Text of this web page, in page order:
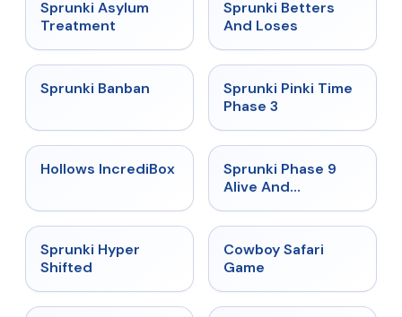
★
Sprunki Asylum
Treatment
★
Sprunki Betters
And Loses
★
Sprunki Banban ★ 4.9
Sprunki Pinki Time
Phase 3
★ 4.3
Hollows IncrediBox ★
Sprunki Phase 9
Alive And
★
Sprunki Hyper
Shifted
Cowboy Safari
Game